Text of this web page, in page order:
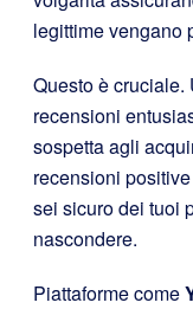
legittime vengano
Questo è
recensioni
sospetta agli
recensioni
sei sicuro dei tuoi
nascondere.
Piattaforme come